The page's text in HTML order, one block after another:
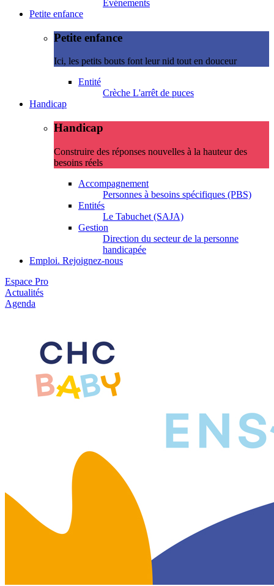
Evénements
Petite enfance
Petite enfance
Ici, les petits bouts font leur nid tout en douceur
Entité
Crèche L'arrêt de puces
Handicap
Handicap
Construire des réponses nouvelles à la hauteur des
besoins réels
Accompagnement
Personnes à besoins spécifiques (PBS)
Entités
Le Tabuchet (SAJA)
Gestion
Direction du secteur de la personne
handicapée
Emploi. Rejoignez-nous
Espace Pro
Actualités
Agenda